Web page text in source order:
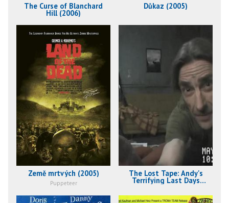
The Curse of Blanchard
Hill (2006)
Důkaz (2005)
Země mrtvých (2005)
Puppeteer
The Lost Tape: Andy's
Terrifying Last Days
Revealed (2004)